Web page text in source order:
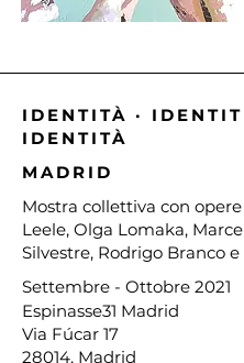
IDENTITÀ ·
IDENTITÀ
MADRID
Mostra collettiva con
Leele, Olga Lomaka,
Silvestre, Rodrigo Branco
Settembre - Ottobre 2021
Espinasse31 Madrid
Via Fúcar 17
28014, Madrid